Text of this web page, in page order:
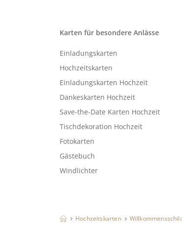
Karten für besondere Anlässe
Einladungskarten
Hochzeitskarten
Einladungskarten Hochzeit
Dankeskarten Hochzeit
Save-the-Date Karten Hochzeit
Tischdekoration Hochzeit
Fotokarten
Gästebuch
Windlichter
Hochzeitskarten